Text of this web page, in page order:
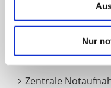
Nur
SCHWERPUNKTE
Zentrale